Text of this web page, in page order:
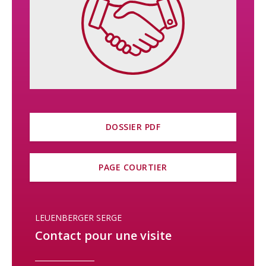
À l’extérieur, on retrouve un garage double avec mezzanine et
2 portes, une belle terrasse dallée couverte (orientée sud-est),
un grand jardin, une piscine hors sol ainsi qu’un abri de jardin.
Il y a également la possibilité de parquer plusieurs véhicules
propriétaires.
Cette villa offre une splendide vue dégagée sur la plaine de
l’Orbe et les Alpes. Elle jouit d’un ensoleillement idéal avec une
endroit agréable à vivre.
N’hésitez pas à nous contacter sans plus attendre pour plus
d’informations sur ce magnifique bien et/ou organiser une
DOSSIER PDF
PAGE COURTIER
LEUENBERGER SERGE
Contact pour une visite